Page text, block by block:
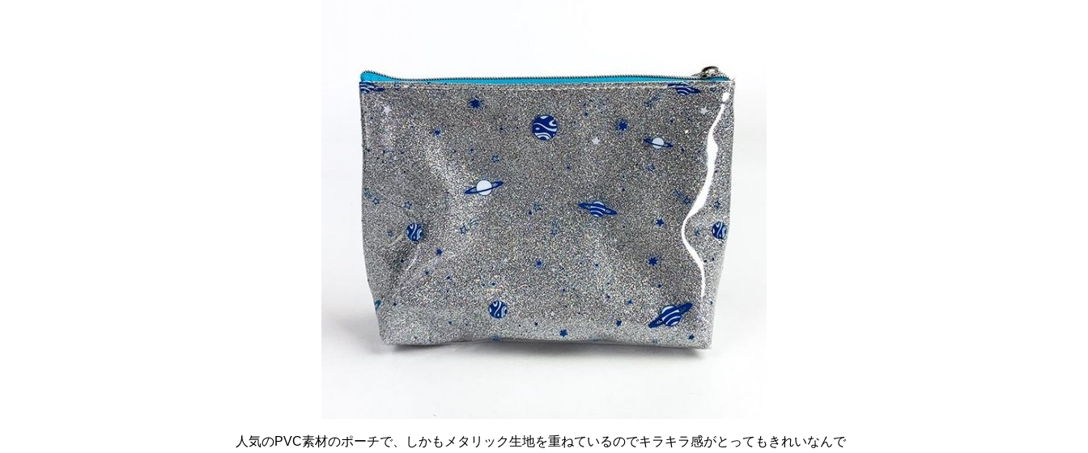
人気のPVC素材のポーチで、しかもメタリック生地を重ねているのでキラキラ感がとってもきれいなんで